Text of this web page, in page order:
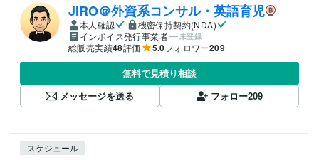
JIRO＠外資系コンサル・英語育児
本人確認
機密保持契約(NDA)
インボイス発行事業者
未登録
総販売実績48評価 5.0フォロワー209
無料で見積り相談
メッセージを送る
フォロー209
スケジュール